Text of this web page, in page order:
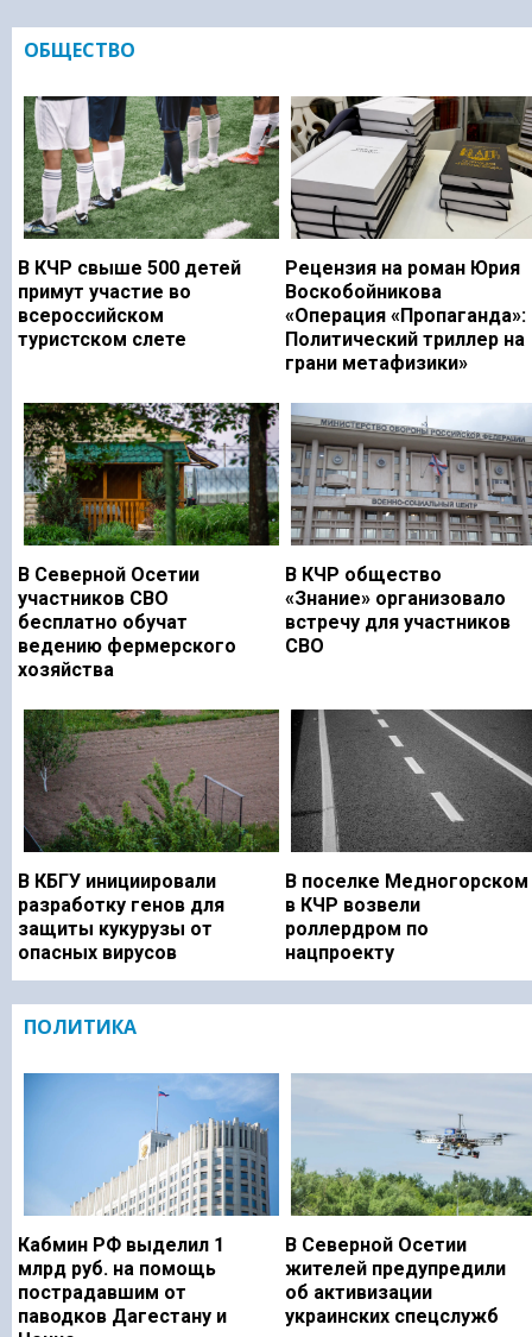
ОБЩЕСТВО
В КЧР свыше 500 детей
примут участие во
всероссийском
туристском слете
Рецензия на роман Юрия
Воскобойникова
«Операция «Пропаганда»:
Политический триллер на
грани метафизики»
В Северной Осетии
участников СВО
бесплатно обучат
ведению фермерского
хозяйства
В КЧР общество
«Знание» организовало
встречу для участников
СВО
В КБГУ инициировали
разработку генов для
защиты кукурузы от
опасных вирусов
В поселке Медногорском
в КЧР возвели
роллердром по
нацпроекту
ПОЛИТИКА
Кабмин РФ выделил 1
млрд руб. на помощь
пострадавшим от
паводков Дагестану и
В Северной Осетии
жителей предупредили
об активизации
украинских спецслужб